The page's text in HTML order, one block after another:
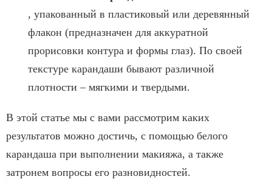
, упакованный в пластиковый или деревянный
флакон (предназначен для аккуратной
прорисовки контура и формы глаз). По своей
текстуре карандаши бывают различной
плотности – мягкими и твердыми.
В этой статье мы с вами рассмотрим каких
результатов можно достичь, с помощью белого
карандаша при выполнении макияжа, а также
затронем вопросы его разновидностей.